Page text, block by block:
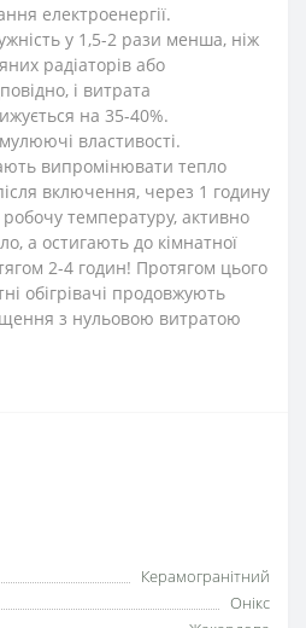
електроенергії.
у 1,5-2 рази менша, ніж
радіаторів або
і витрата
на 35-40%.
властивості.
випромінювати тепло
включення, через 1 годину
температуру, активно
а остигають до кімнатної
2-4 годин! Протягом цього
обігрівачі продовжують
з нульовою витратою
Керамогранітний
Онікс